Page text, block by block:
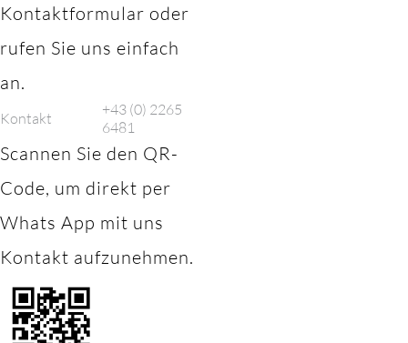
Kontaktformular oder
rufen Sie uns einfach
an.
Kontakt
+43 (0) 2265
6481
Scannen Sie den QR-
Code, um direkt per
Whats App mit uns
Kontakt aufzunehmen.